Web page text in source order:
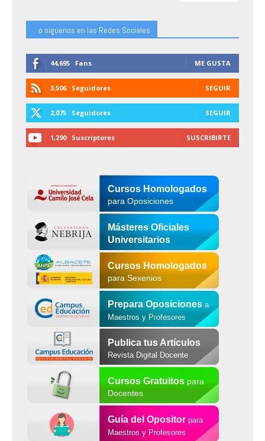
...o siguenos en las Redes Sociales
44,695 Fans ME GUSTA
3,506 Seguidores SEGUIR
2,075 Seguidores SEGUIR
1,290 Suscriptores SUSCRIBIRTE
Cursos Homologados
para Oposiciones
Másteres Oficiales
Universitarios
Cursos Homologados
para Sexenios
Prepara Oposiciones a
Maestros y Profesores
Publica tus Artículos
Revista Digital Docente
Cursos Gratuitospara
Docentes
Guía del Opositor para
Maestros y Profesores